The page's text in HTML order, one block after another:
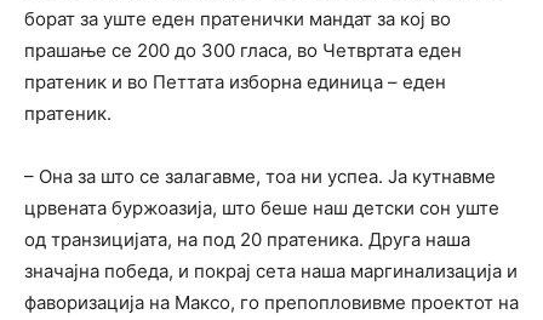
борат за уште еден пратенички мандат за кој во
прашање се 200 до 300 гласа, во Четвртата еден
пратеник и во Петтата изборна единица – еден
пратеник.
– Она за што се залагавме, тоа ни успеа. Ја кутнавме
црвената буржоазија, што беше наш детски сон уште
од транзицијата, на под 20 пратеника. Друга наша
значајна победа, и покрај сета наша маргинализација и
фаворизација на Максо, го препопловивме проектот на